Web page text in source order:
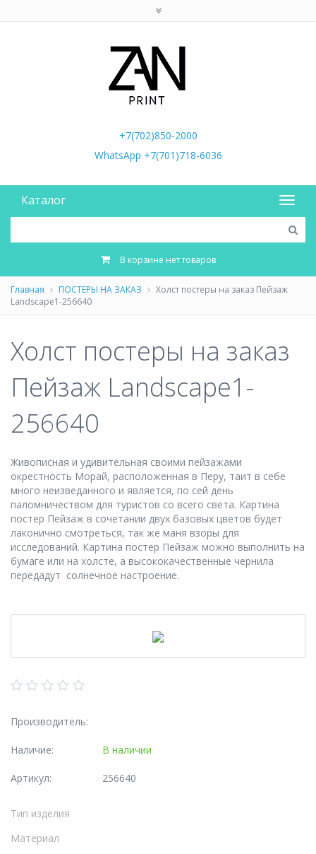
+7(702)850-2000
WhatsApp +7(701)718-6036
Каталог
В корзине нет товаров
Главная ПОСТЕРЫ НА ЗАКАЗ
Холст постеры на заказ Пейзаж
Landscape1-256640
Холст постеры на заказ
Пейзаж Landscape1-
256640
Живописная и удивительная своими пейзажами
окрестность Морай, расположенная в Перу, таит в себе
много неизведанного и является, по сей день
паломничеством для туристов со всего света. Картина
постер Пейзаж в сочетании двух базовых цветов будет
лаконично смотреться, так же маня взоры для
исследований. Картина постер Пейзаж можно выполнить на
бумаге или на холсте, а высококачественные чернила
передадут солнечное настроение.
Производитель:
Наличие: В наличии
Артикул: 256640
Тип изделия
Материал